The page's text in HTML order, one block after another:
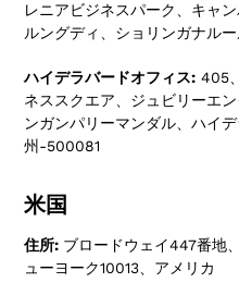
レニアビジネスパーク、キャ
ルングディ、ショリンガナル
ハイデラバードオフィス: 405
ネススクエア、ジュビリーエ
ンガンパリーマンダル、ハイ
州-500081
米国
住所: ブロードウェイ447番地
ューヨーク10013、アメリカ